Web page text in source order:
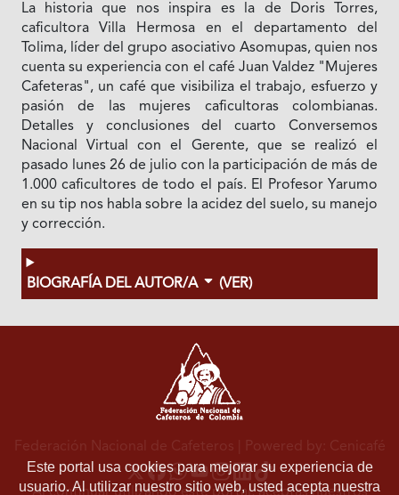
La historia que nos inspira es la de Doris Torres,
caficultora Villa Hermosa en el departamento del
Tolima, líder del grupo asociativo Asomupas, quien nos
cuenta su experiencia con el café Juan Valdez "Mujeres
Cafeteras", un café que visibiliza el trabajo, esfuerzo y
pasión de las mujeres caficultoras colombianas.
Detalles y conclusiones del cuarto Conversemos
Nacional Virtual con el Gerente, que se realizó el
pasado lunes 26 de julio con la participación de más de
1.000 caficultores de todo el país. El Profesor Yarumo
en su tip nos habla sobre la acidez del suelo, su manejo
y corrección.
BIOGRAFÍA DEL AUTOR/A (VER)
Este portal usa cookies para mejorar su experiencia de
usuario. Al utilizar nuestro sitio web, usted acepta nuestra
Federación Nacional de Cafeteros | Powered by: Cenicafé
Al continuar utilizando este portal, aceptas nuestros